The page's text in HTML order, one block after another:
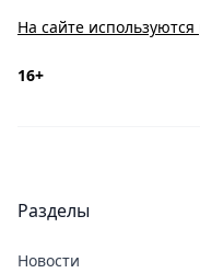
На сайте
16+
Разделы
Новости